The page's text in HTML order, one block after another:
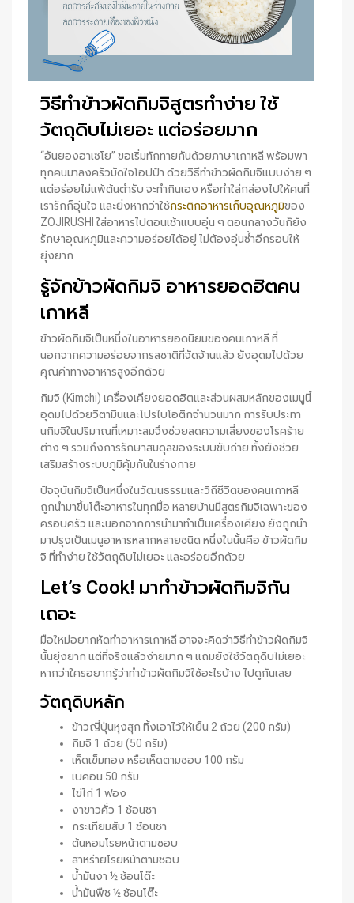
วิธีทำข้าวผัดกิมจิสูตรทำง่าย ใช้
วัตถุดิบไม่เยอะ แต่อร่อยมาก
“อันยองฮาเซโย” ขอเริ่มทักทายกันด้วยภาษาเกาหลี พร้อมพา
ทุกคนมาลงครัวมัดใจโอปป้า ด้วยวิธีทำข้าวผัดกิมจิแบบง่าย ๆ
แต่อร่อยไม่แพ้ต้นตำรับ จะทำกินเอง หรือทำใส่กล่องไปให้คนที่
เรารักก็อุ่นใจ และยิ่งหากว่าใช้กระติกอาหารเก็บอุณหภูมิของ
ZOJIRUSHI ใส่อาหารไปตอนเช้าแบบอุ่น ๆ ตอนกลางวันก็ยัง
รักษาอุณหภูมิและความอร่อยได้อยู่ ไม่ต้องอุ่นซ้ำอีกรอบให้
ยุ่งยาก
รู้จักข้าวผัดกิมจิ อาหารยอดฮิตคน
เกาหลี
ข้าวผัดกิมจิเป็นหนึ่งในอาหารยอดนิยมของคนเกาหลี ที่
นอกจากความอร่อยจากรสชาติที่จัดจ้านแล้ว ยังอุดมไปด้วย
คุณค่าทางอาหารสูงอีกด้วย
กิมจิ (Kimchi) เครื่องเคียงยอดฮิตและส่วนผสมหลักของเมนูนี้
อุดมไปด้วยวิตามินและโปรไบโอติกจำนวนมาก การรับประทา
นกิมจิในปริมาณที่เหมาะสมจึงช่วยลดความเสี่ยงของโรคร้าย
ต่าง ๆ รวมถึงการรักษาสมดุลของระบบขับถ่าย ทั้งยังช่วย
เสริมสร้างระบบภูมิคุ้มกันในร่างกาย
ปัจจุบันกิมจิเป็นหนึ่งในวัฒนธรรมและวิถีชีวิตของคนเกาหลี
ถูกนำมาขึ้นโต๊ะอาหารในทุกมื้อ หลายบ้านมีสูตรกิมจิเฉพาะของ
ครอบครัว และนอกจากการนำมาทำเป็นเครื่องเคียง ยังถูกนำ
มาปรุงเป็นเมนูอาหารหลากหลายชนิด หนึ่งในนั้นคือ ข้าวผัดกิม
จิ ที่ทำง่าย ใช้วัตถุดิบไม่เยอะ และอร่อยอีกด้วย
Let’s Cook! มาทำข้าวผัดกิมจิกัน
เถอะ
มือใหม่อยากหัดทำอาหารเกาหลี อาจจะคิดว่าวิธีทำข้าวผัดกิมจิ
นั้นยุ่งยาก แต่ที่จริงแล้วง่ายมาก ๆ แถมยังใช้วัตถุดิบไม่เยอะ
หากว่าใครอยากรู้ว่าทำข้าวผัดกิมจิใช้อะไรบ้าง ไปดูกันเลย
วัตถุดิบหลัก
ข้าวญี่ปุ่นหุงสุก ทิ้งเอาไว้ให้เย็น 2 ถ้วย (200 กรัม)
กิมจิ 1 ถ้วย (50 กรัม)
เห็ดเข็มทอง หรือเห็ดตามชอบ 100 กรัม
เบคอน 50 กรัม
ไข่ไก่ 1 ฟอง
งาขาวคั่ว 1 ช้อนชา
กระเทียมสับ 1 ช้อนชา
ต้นหอมโรยหน้าตามชอบ
สาหร่ายโรยหน้าตามชอบ
น้ำมันงา ½ ช้อนโต๊ะ
น้ำมันพืช ½ ช้อนโต๊ะ